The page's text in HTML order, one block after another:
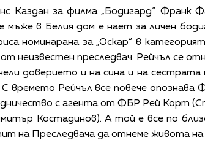
Каздан за филма „Бодигард“. Франк
в Белия дом е нает за личен
номинарана за „Оскар“ в
неизвестен преследвач. Рейчъл се
доверието и на сина и на
времето Рейчъл все повече опознава
с агента от ФБР Рей Корт
Костадинов). А той е все по
на Преследвача да отнеме живота на